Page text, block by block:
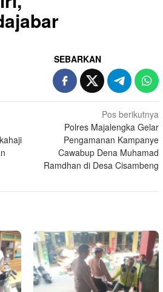
SEBARKAN
Pos berikutnya
Polres Majalengka Gelar
Pengamanan Kampanye
Cawabup Dena Muhamad
Ramdhan di Desa Cisambeng